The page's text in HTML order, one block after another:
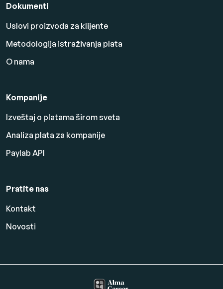
Dokumenti
Uslovi proizvoda za klijente
Metodologija istraživanja plata
O nama
Kompanije
Izveštaj o platama širom sveta
Analiza plata za kompanije
Paylab API
Pratite nas
Kontakt
Novosti